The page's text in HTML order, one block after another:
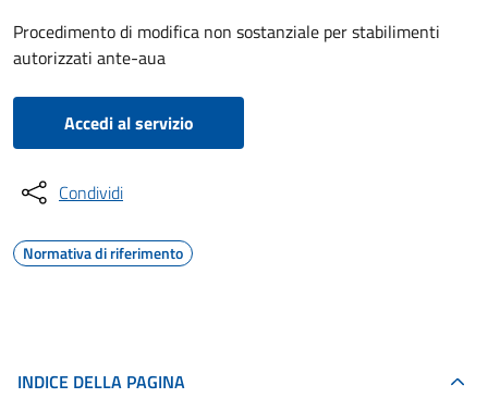
Procedimento di modifica non sostanziale per stabilimenti
autorizzati ante-aua
Accedi al servizio
Condividi
Normativa di riferimento
INDICE DELLA PAGINA